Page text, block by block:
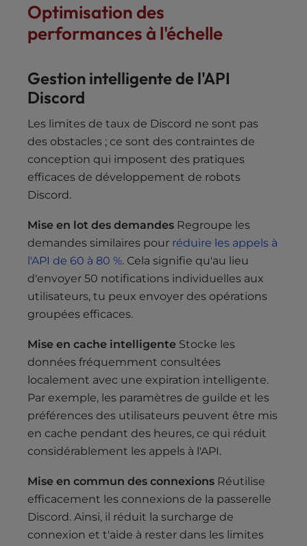
Optimisation des
performances à l'échelle
Gestion intelligente de l'API
Discord
Les limites de taux de Discord ne sont pas
des obstacles ; ce sont des contraintes de
conception qui imposent des pratiques
efficaces de développement de robots
Discord.
Mise en lot des demandes Regroupe les
demandes similaires pour réduire les appels à
l'API de 60 à 80 %. Cela signifie qu'au lieu
d'envoyer 50 notifications individuelles aux
utilisateurs, tu peux envoyer des opérations
groupées efficaces.
Mise en cache intelligente Stocke les
données fréquemment consultées
localement avec une expiration intelligente.
Par exemple, les paramètres de guilde et les
préférences des utilisateurs peuvent être mis
en cache pendant des heures, ce qui réduit
considérablement les appels à l'API.
Mise en commun des connexions Réutilise
efficacement les connexions de la passerelle
Discord. Ainsi, il réduit la surcharge de
connexion et t'aide à rester dans les limites